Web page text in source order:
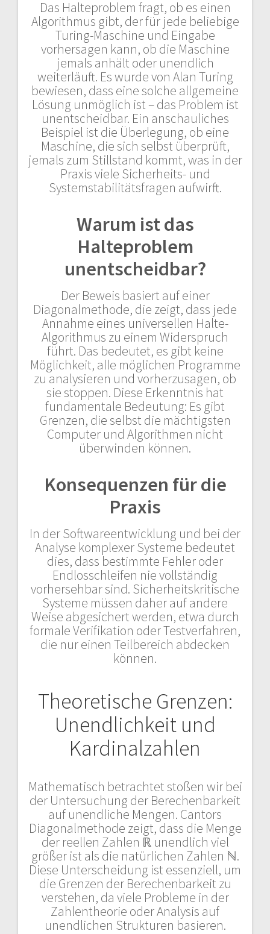
Das Halteproblem fragt, ob es einen
Algorithmus gibt, der für jede beliebige
Turing-Maschine und Eingabe
vorhersagen kann, ob die Maschine
jemals anhält oder unendlich
weiterläuft. Es wurde von Alan Turing
bewiesen, dass eine solche allgemeine
Lösung unmöglich ist – das Problem ist
unentscheidbar. Ein anschauliches
Beispiel ist die Überlegung, ob eine
Maschine, die sich selbst überprüft,
jemals zum Stillstand kommt, was in der
Praxis viele Sicherheits- und
Systemstabilitätsfragen aufwirft.
Warum ist das
Halteproblem
unentscheidbar?
Der Beweis basiert auf einer
Diagonalmethode, die zeigt, dass jede
Annahme eines universellen Halte-
Algorithmus zu einem Widerspruch
führt. Das bedeutet, es gibt keine
Möglichkeit, alle möglichen Programme
zu analysieren und vorherzusagen, ob
sie stoppen. Diese Erkenntnis hat
fundamentale Bedeutung: Es gibt
Grenzen, die selbst die mächtigsten
Computer und Algorithmen nicht
überwinden können.
Konsequenzen für die
Praxis
In der Softwareentwicklung und bei der
Analyse komplexer Systeme bedeutet
dies, dass bestimmte Fehler oder
Endlosschleifen nie vollständig
vorhersehbar sind. Sicherheitskritische
Systeme müssen daher auf andere
Weise abgesichert werden, etwa durch
formale Verifikation oder Testverfahren,
die nur einen Teilbereich abdecken
können.
Theoretische Grenzen:
Unendlichkeit und
Kardinalzahlen
Mathematisch betrachtet stoßen wir bei
der Untersuchung der Berechenbarkeit
auf unendliche Mengen. Cantors
Diagonalmethode zeigt, dass die Menge
der reellen Zahlen ℝ unendlich viel
größer ist als die natürlichen Zahlen ℕ.
Diese Unterscheidung ist essenziell, um
die Grenzen der Berechenbarkeit zu
verstehen, da viele Probleme in der
Zahlentheorie oder Analysis auf
unendlichen Strukturen basieren.